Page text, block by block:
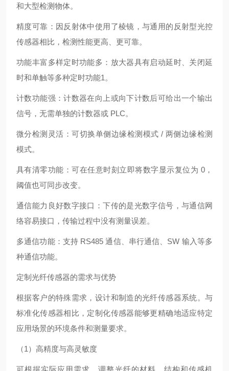
和大型检测物体。
精度可靠：因反射体中使用了棱镜，与通用的反射型光控
传感器相比，检测性能更高、更可靠。
功能丰富多样定时功能多：放大器具有启动延时、关闭延
时和单触等多种定时功能1。
计数功能强：计数器在向上或向下计数后可给出一个输出
信号，无需单独的计数器或 PLC。
微分检测灵活：可切换单侧边缘检测模式 / 两侧边缘检测
模式。
具有清零功能：可在任意时刻立即将数字显示复位为 0，
阈值也可同步改变。
通信能力良好数字接口：下传的是光数字信号，与通信网
络容易接口，传输过程中没有测量误差。
多通信功能：支持 RS485 通信、串行通信、SW 输入等多
种通信功能。
定制光纤传感器的需求与优势
根据客户的特殊需求，设计和制造的光纤传感器系统。与
标准化传感器相比，定制化传感器能够更精确地适应特定
应用场景的环境条件和测量要求。
（1）高精度与高灵敏度
可根据实际应用需求，调整光纤的材料、结构和传感机